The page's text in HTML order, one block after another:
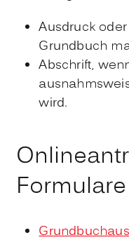
Ausdruck
Grundbuch
Abschrift,
wird.
Formulare